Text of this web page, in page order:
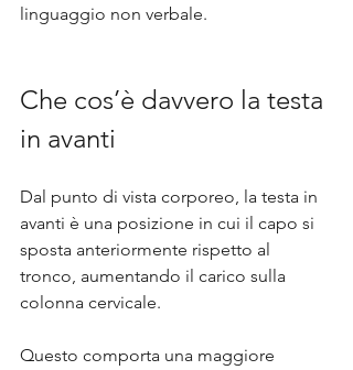
linguaggio non verbale.
Che cos’è davvero la testa
in avanti
Dal punto di vista corporeo, la testa in
avanti è una posizione in cui il capo si
sposta anteriormente rispetto al
tronco, aumentando il carico sulla
colonna cervicale.
Questo comporta una maggiore